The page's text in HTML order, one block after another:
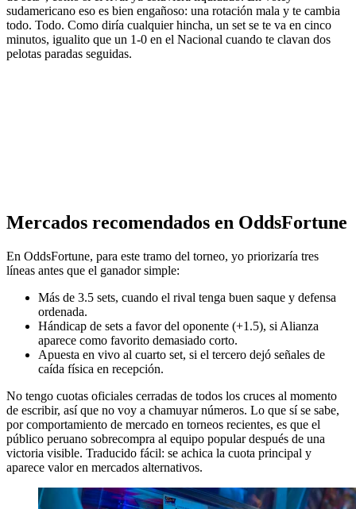
sudamericano eso es bien engañoso: una rotación mala y te cambia
todo. Todo. Como diría cualquier hincha, un set se te va en cinco
minutos, igualito que un 1-0 en el Nacional cuando te clavan dos
pelotas paradas seguidas.
Mercados recomendados en OddsFortune
En OddsFortune, para este tramo del torneo, yo priorizaría tres
líneas antes que el ganador simple:
Más de 3.5 sets, cuando el rival tenga buen saque y defensa
ordenada.
Hándicap de sets a favor del oponente (+1.5), si Alianza
aparece como favorito demasiado corto.
Apuesta en vivo al cuarto set, si el tercero dejó señales de
caída física en recepción.
No tengo cuotas oficiales cerradas de todos los cruces al momento
de escribir, así que no voy a chamuyar números. Lo que sí se sabe,
por comportamiento de mercado en torneos recientes, es que el
público peruano sobrecompra al equipo popular después de una
victoria visible. Traducido fácil: se achica la cuota principal y
aparece valor en mercados alternativos.